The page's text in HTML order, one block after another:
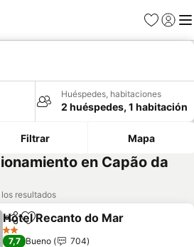
Favoritos
Iniciar
Huéspedes, habitaciones
2 huéspedes, 1 habitación
Filtrar Mapa
en Capão da
resultados
CompartirAñadir a favoritos
Hotel Recanto do Mar
2 Estrellas
7,7 Bueno
704